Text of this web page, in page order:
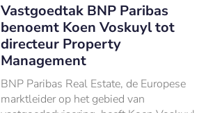
Vastgoedtak BNP Paribas
benoemt Koen Voskuyl tot
directeur Property
Management
BNP Paribas Real Estate, de Europese
marktleider op het gebied van